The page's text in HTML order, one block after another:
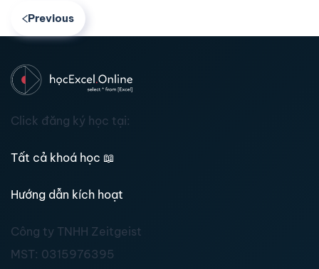
Previous
Click đăng ký học tại:
Tất cả khoá học 📖
Hướng dẫn kích hoạt
Công ty TNHH Zeitgeist
MST: 0315976395